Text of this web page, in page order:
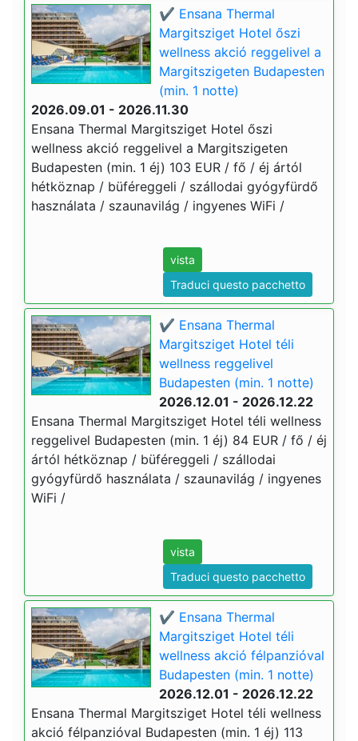
✔️ Ensana Thermal
Margitsziget Hotel őszi
wellness akció reggelivel a
Margitszigeten Budapesten
(min. 1 notte)
2026.09.01 - 2026.11.30
Ensana Thermal Margitsziget Hotel őszi
wellness akció reggelivel a Margitszigeten
Budapesten (min. 1 éj) 103 EUR / fő / éj ártól
hétköznap / büféreggeli / szállodai gyógyfürdő
használata / szaunavilág / ingyenes WiFi /
vista
Traduci questo pacchetto
✔️ Ensana Thermal
Margitsziget Hotel téli
wellness reggelivel
Budapesten (min. 1 notte)
2026.12.01 - 2026.12.22
Ensana Thermal Margitsziget Hotel téli wellness
reggelivel Budapesten (min. 1 éj) 84 EUR / fő / éj
ártól hétköznap / büféreggeli / szállodai
gyógyfürdő használata / szaunavilág / ingyenes
WiFi /
vista
Traduci questo pacchetto
✔️ Ensana Thermal
Margitsziget Hotel téli
wellness akció félpanzióval
Budapesten (min. 1 notte)
2026.12.01 - 2026.12.22
Ensana Thermal Margitsziget Hotel téli wellness
akció félpanzióval Budapesten (min. 1 éj) 113